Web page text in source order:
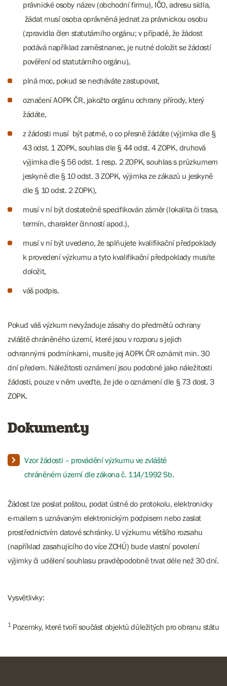
právnické osoby název (obchodní firmu), IČO, adresu sídla,
žádat musí osoba oprávněná jednat za právnickou osobu
(zpravidla člen statutárního orgánu; v případě, že žádost
podává například zaměstnanec, je nutné doložit se žádostí
pověření od statutárního orgánu),
plná moc, pokud se necháváte zastupovat,
označení AOPK ČR, jakožto orgánu ochrany přírody, který
žádáte,
z žádosti musí být patrné, o co přesně žádáte (výjimka dle §
43 odst. 1 ZOPK, souhlas dle § 44 odst. 4 ZOPK, druhová
výjimka dle § 56 odst. 1 resp. 2 ZOPK, souhlas s průzkumem
jeskyně dle § 10 odst. 3 ZOPK, výjimka ze zákazů u jeskyně
dle § 10 odst. 2 ZOPK),
musí v ní být dostatečně specifikován záměr (lokalita či trasa,
termín, charakter činností apod.),
musí v ní být uvedeno, že splňujete kvalifikační předpoklady
k provedení výzkumu a tyto kvalifikační předpoklady musíte
doložit,
váš podpis.
Pokud váš výzkum nevyžaduje zásahy do předmětů ochrany
zvláště chráněného území, které jsou v rozporu s jejich
ochrannými podmínkami, musíte jej AOPK ČR oznámit min. 30
dní předem. Náležitosti oznámení jsou podobné jako náležitosti
žádosti, pouze v něm uveďte, že jde o oznámení dle § 73 dost. 3
ZOPK.
Dokumenty
Vzor žádosti – provádění výzkumu ve zvláště
chráněném území dle zákona č. 114/1992 Sb.
Žádost lze poslat poštou, podat ústně do protokolu, elektronicky
e-mailem s uznávaným elektronickým podpisem nebo zaslat
prostřednictvím datové schránky. U výzkumu většího rozsahu
(například zasahujícího do více ZCHÚ) bude vlastní povolení
výjimky či udělení souhlasu pravděpodobně trvat déle než 30 dní.
Vysvětlivky:
1Pozemky, které tvoří součást objektů důležitých pro obranu státu